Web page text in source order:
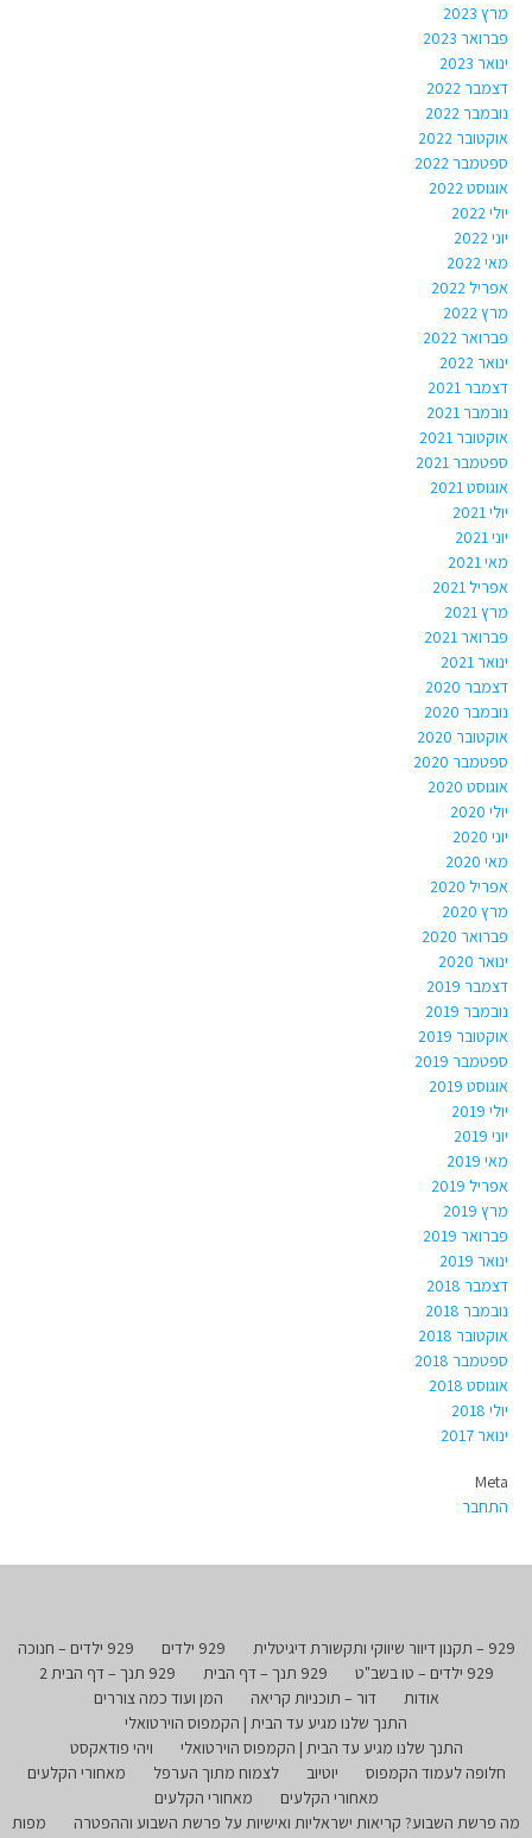
מרץ 2023
פברואר 2023
ינואר 2023
דצמבר 2022
נובמבר 2022
אוקטובר 2022
ספטמבר 2022
אוגוסט 2022
יולי 2022
יוני 2022
מאי 2022
אפריל 2022
מרץ 2022
פברואר 2022
ינואר 2022
דצמבר 2021
נובמבר 2021
אוקטובר 2021
ספטמבר 2021
אוגוסט 2021
יולי 2021
יוני 2021
מאי 2021
אפריל 2021
מרץ 2021
פברואר 2021
ינואר 2021
דצמבר 2020
נובמבר 2020
אוקטובר 2020
ספטמבר 2020
אוגוסט 2020
יולי 2020
יוני 2020
מאי 2020
אפריל 2020
מרץ 2020
פברואר 2020
ינואר 2020
דצמבר 2019
נובמבר 2019
אוקטובר 2019
ספטמבר 2019
אוגוסט 2019
יולי 2019
יוני 2019
מאי 2019
אפריל 2019
מרץ 2019
פברואר 2019
ינואר 2019
דצמבר 2018
נובמבר 2018
אוקטובר 2018
ספטמבר 2018
אוגוסט 2018
יולי 2018
ינואר 2017
Meta
התחבר
929 – תקנון דיוור שיווקי ותקשורת דיגיטלית 929 ילדים
929 ילדים – חנוכה
929 ילדים – טו בשב"ט
929 תנך – דף הבית
929 תנך – דף הבית 2
אודות
דור – תוכניות קריאה
המן ועוד כמה צוררים
התנך שלנו מגיע עד הבית | הקמפוס הוירטואלי
התנך שלנו מגיע עד הבית | הקמפוס הוירטואלי
ויהי פודאקסט
חלופה לעמוד הקמפוס
יוטיוב לצמוח מתוך הערפל
מאחורי הקלעים
מאחורי הקלעים
מאחורי הקלעים
מה פרשת השבוע? קריאות ישראליות ואישיות על פרשת השבוע וההפטרה
מפות